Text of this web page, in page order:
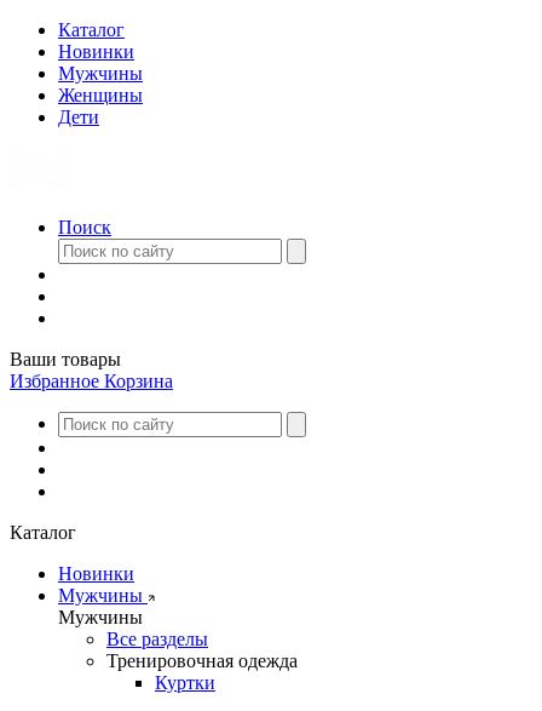
Каталог
Новинки
Мужчины
Женщины
Дети
Поиск
Ваши товары
Избранное Корзина
Каталог
Новинки
Мужчины
Мужчины
Все разделы
Тренировочная одежда
Куртки